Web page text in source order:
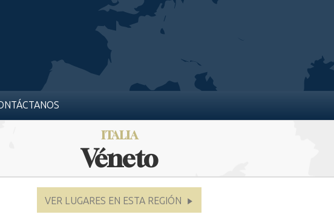
ITALIA
Véneto
VER LUGARES EN ESTA REGIÓN